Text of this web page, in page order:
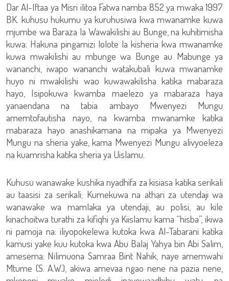
Dar Al-Iftaa ya Misri ilitoa Fatwa namba 852 ya mwaka 1997
BK. kuhusu hukumu ya kuruhusiwa kwa mwanamke kuwa
mjumbe wa Baraza la Wawakilishi au Bunge, na kuhitimisha
kuwa: Hakuna pingamizi lolote la kisheria kwa mwanamke
kuwa mwakilishi au mbunge wa Bunge au Mabunge ya
wananchi, iwapo wananchi watakubali kuwa mwanamke
huyo ni mwakilishi wao kuwawakilisha katika mabaraza
hayo, Isipokuwa kwamba maelezo ya mabaraza haya
yanaendana na tabia ambayo Mwenyezi Mungu
amemtofautisha nayo, na kwamba mwanamke katika
mabaraza hayo anashikamana na mipaka ya Mwenyezi
Mungu na sheria yake, kama Mwenyezi Mungu alivyoeleza
na kuamrisha katika sheria ya Uislamu.
Kuhusu wanawake kushika nyadhifa za kisiasa katika serikali
au taasisi za serikali; Kumekuwa na athari za utendaji wa
wanawake wa mamlaka ya utendaji, au polisi, au kile
kinachoitwa turathi za kifiqhi ya Kiislamu kama “hisba”, ikiwa
ni pamoja na: iliyopokelewa kutoka kwa Al-Tabarani katika
kamusi yake kuu kutoka kwa Abu Balaj Yahya bin Abi Salim,
amesema: Nilimuona Samraa Bint Nahik, naye amemwahi
Mtume (S. A.W.), akiwa amevaa ngao nene na pazia nene,